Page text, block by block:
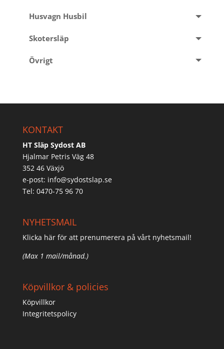
Husvagn Husbil
Skotersläp
Övrigt
KONTAKT
HT Släp Sydost AB
Hjalmar Petris Väg 48
352 46 Växjö
e-post: info@sydostslap.se
Tel: 0470-75 96 70
NYHETSMAIL
Klicka här för att prenumerera på vårt nyhetsmail!
(Max 1 mail/månad.)
Köpvillkor & policies
Köpvillkor
Integritetspolicy